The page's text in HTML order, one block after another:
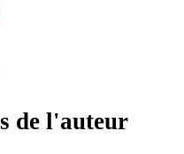
de l'auteur